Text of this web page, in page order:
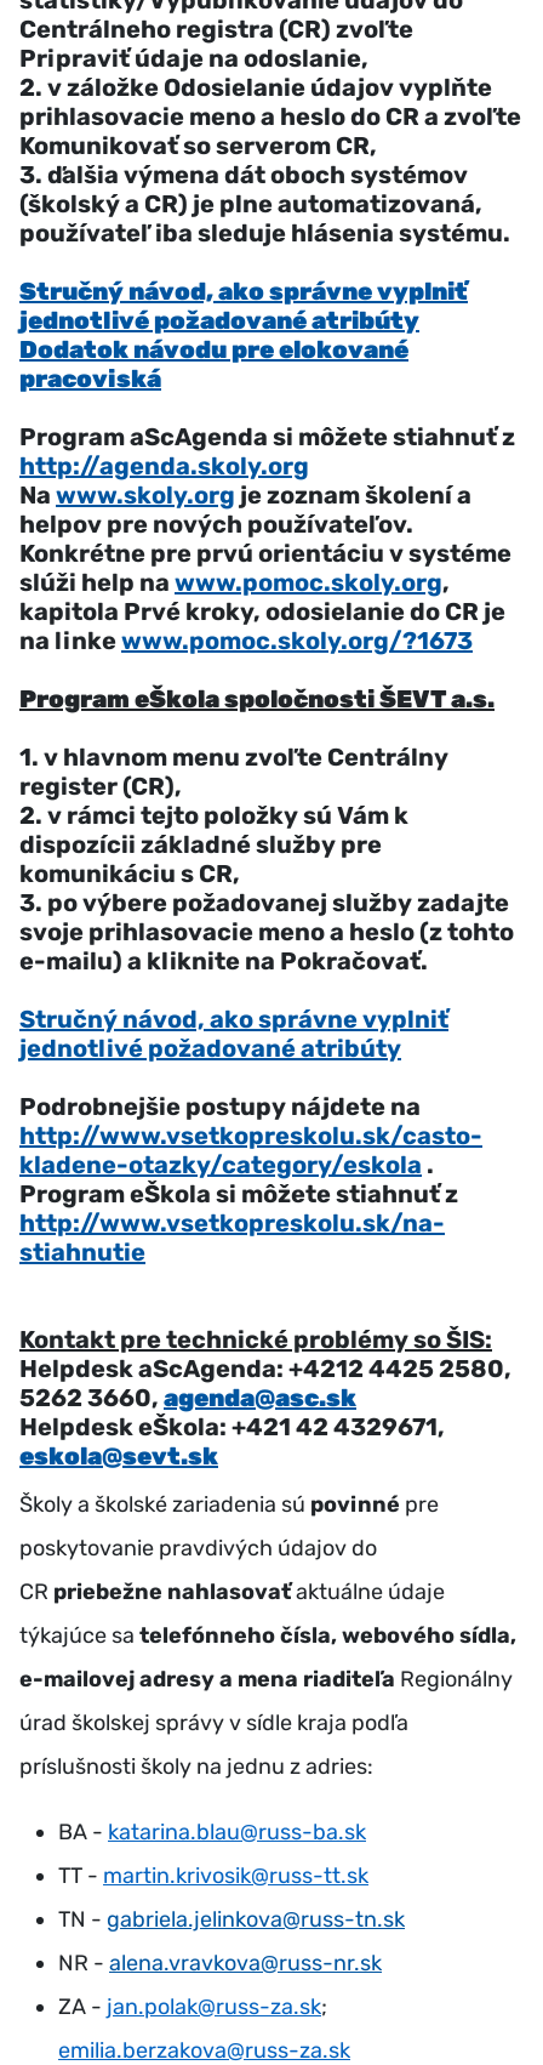
Centrálneho registra (CR) zvoľte
Pripraviť údaje na odoslanie,
2. v záložke Odosielanie údajov vyplňte
prihlasovacie meno a heslo do CR a zvoľte
Komunikovať so serverom CR,
3. ďalšia výmena dát oboch systémov
(školský a CR) je plne automatizovaná,
používateľ iba sleduje hlásenia systému.
Stručný návod, ako správne vyplniť
jednotlivé požadované atribúty
Dodatok návodu pre elokované
pracoviská
Program aScAgenda si môžete stiahnuť z
http://agenda.skoly.org
Na www.skoly.org je zoznam školení a
helpov pre nových používateľov.
Konkrétne pre prvú orientáciu v systéme
slúži help na www.pomoc.skoly.org,
kapitola Prvé kroky, odosielanie do CR je
na linkewww.pomoc.skoly.org/?1673
Program eŠkola spoločnosti ŠEVT a.s.
1. v hlavnom menu zvoľte Centrálny
register (CR),
2. v rámci tejto položky sú Vám k
dispozícii základné služby pre
komunikáciu s CR,
3. po výbere požadovanej služby zadajte
svoje prihlasovacie meno a heslo (z tohto
e-mailu) a kliknite na Pokračovať.
Stručný návod, ako správne vyplniť
jednotlivé požadované atribúty
Podrobnejšie postupy nájdete na
http://www.vsetkopreskolu.sk/casto-
kladene-otazky/category/eskola .
Program eŠkola si môžete stiahnuť z
http://www.vsetkopreskolu.sk/na-
stiahnutie
Kontakt pre technické problémy so ŠIS:
Helpdesk aScAgenda: +4212 4425 2580,
5262 3660, agenda@asc.sk
Helpdesk eŠkola: +421 42 4329671,
eskola@sevt.sk
Školy a školské zariadenia sú povinné pre
poskytovanie pravdivých údajov do
CR priebežne nahlasovaťaktuálne údaje
týkajúce sa telefónneho čísla, webového sídla,
e-mailovej adresy a mena riaditeľa Regionálny
úrad školskej správy v sídle kraja podľa
príslušnosti školy na jednu z adries:
BA - katarina.blau@russ-ba.sk
TT - martin.krivosik@russ-tt.sk
TN - gabriela.jelinkova@russ-tn.sk
NR - alena.vravkova@russ-nr.sk
ZA - jan.polak@russ-za.sk;
emilia.berzakova@russ-za.sk